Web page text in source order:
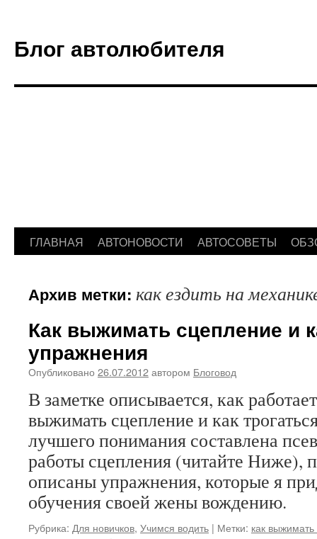
Блог автолюбителя
Перейти
содержимому
ГЛАВНАЯ АВТОНОВОСТИ АВТОСОВЕТЫ
Архив метки: как ездить на
Как выжимать сцепление и
упражнения
Опубликовано 26.07.2012автором Блоговод
В заметке описывается, как
выжимать сцепление и как
лучшего понимания составлена
работы сцепления (читайте Ниже),
описаны упражнения, которые я
обучения своей жены вождению.
Рубрика: Для новичков, Учимся водить | Метки: как